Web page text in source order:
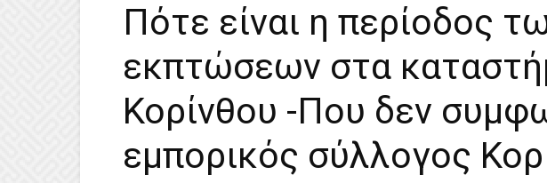
Πότε είναι η περίοδος
εκπτώσεων στα
Κορίνθου -Που δεν
εμπορικός σύλλογος